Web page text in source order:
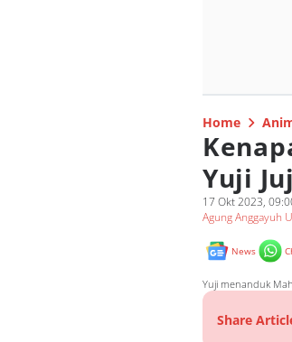
Home
Yuji
17 Okt 2023,
Agung Anggayuh
News
Yuji menanduk
Share